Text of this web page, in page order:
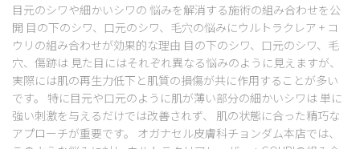
目元のシワや細かいシワの 悩みを解消する施術の組み合わせを公
開 目の下のシワ、口元のシワ、毛穴の悩みにウルトラクレア + コ
ウリの組み合わせが効果的な理由 目の下のシワ、口元のシワ、毛
穴、傷跡は 見た目にはそれぞれ異なる悩みのように見えますが、
実際には肌の再生力低下と肌質の損傷が共に作用することが多い
です。 特に目元や口元のように肌が薄い部分の細かいシワは 単に
強い刺激を与えるだけでは改善されず、 肌の状態に合った精巧な
アプローチが重要です。 オガナセル皮膚科チョンダム本店では、